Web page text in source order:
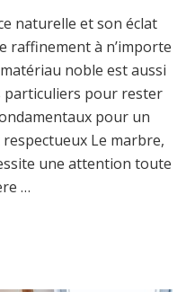
naturelle et son éclat
raffinement à n’importe
noble est aussi
particuliers pour rester
pour un
Le marbre,
une attention toute
…